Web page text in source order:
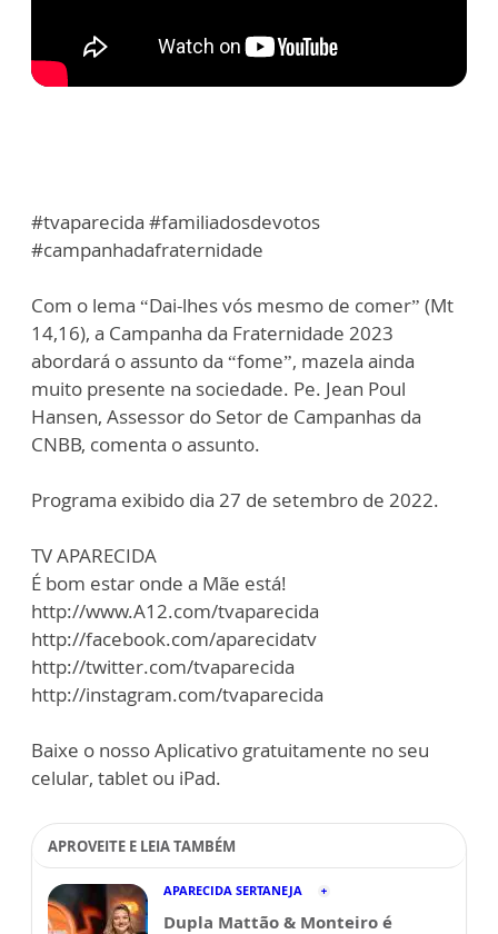
#tvaparecida #familiadosdevotos
#campanhadafraternidade
Com o lema “Dai-lhes vós mesmo de comer” (Mt
14,16), a Campanha da Fraternidade 2023
abordará o assunto da “fome”, mazela ainda
muito presente na sociedade. Pe. Jean Poul
Hansen, Assessor do Setor de Campanhas da
CNBB, comenta o assunto.
Programa exibido dia 27 de setembro de 2022.
TV APARECIDA
É bom estar onde a Mãe está!
http://www.A12.com/tvaparecida
http://facebook.com/aparecidatv
http://twitter.com/tvaparecida
http://instagram.com/tvaparecida
Baixe o nosso Aplicativo gratuitamente no seu
celular, tablet ou iPad.
APROVEITE E LEIA TAMBÉM
APARECIDA SERTANEJA
Dupla Mattão & Monteiro é